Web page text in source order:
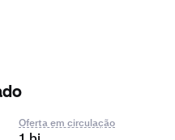
Oferta em circulação